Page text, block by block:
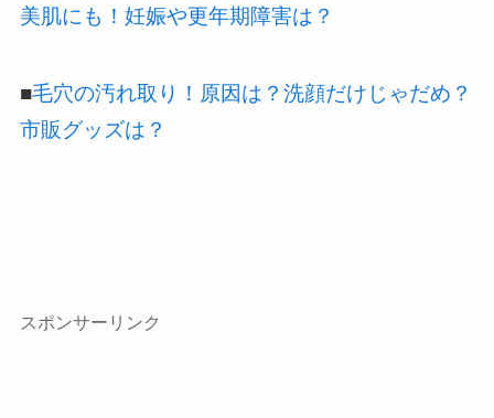
美肌にも！妊娠や更年期障害は？
■毛穴の汚れ取り！原因は？洗顔だけじゃだめ？
市販グッズは？
スポンサーリンク